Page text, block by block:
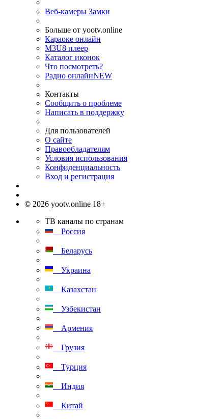
Веб-камеры Замки
Больше от yootv.online
Караоке онлайн
M3U8 плеер
Каталог иконок
Что посмотреть?
Радио онлайнNEW
Контакты
Сообщить о проблеме
Написать в поддержку
Для пользователей
О сайте
Правообладателям
Условия использования
Конфиденциальность
Вход и регистрация
© 2026 yootv.online 18+
ТВ каналы по странам
Россия
Беларусь
Украина
Казахстан
Узбекистан
Армения
Грузия
Турция
Индия
Китай